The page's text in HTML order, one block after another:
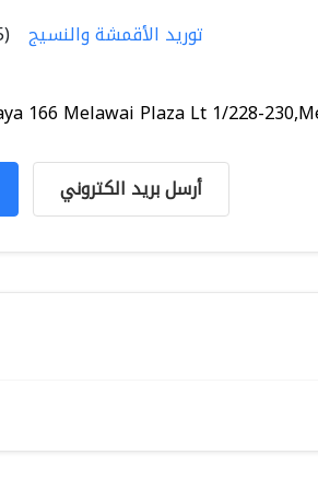
توريد الأقمشة والنسيج
166 Melawai Plaza Lt 1/228-
أرسل بريد الكتروني